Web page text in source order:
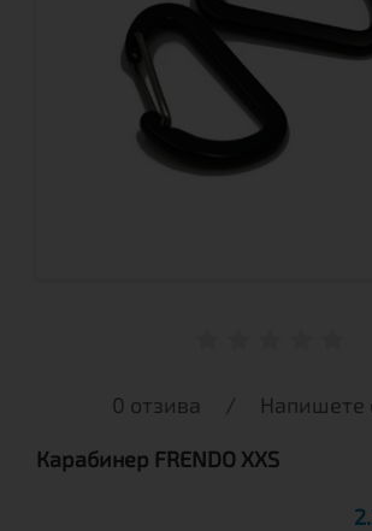
0 отзива / Напишете
Карабинер FRENDO XXS